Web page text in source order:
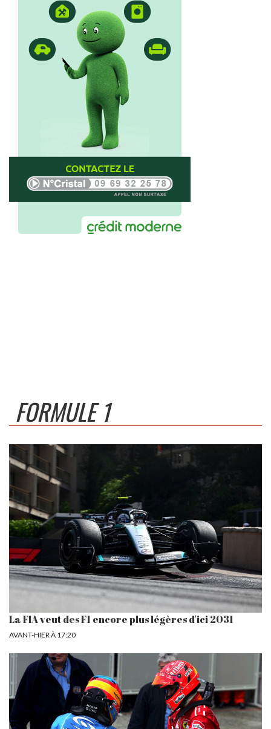
FORMULE 1
La FIA veut des F1 encore plus légères d'ici 2031
AVANT-HIER À 17:20